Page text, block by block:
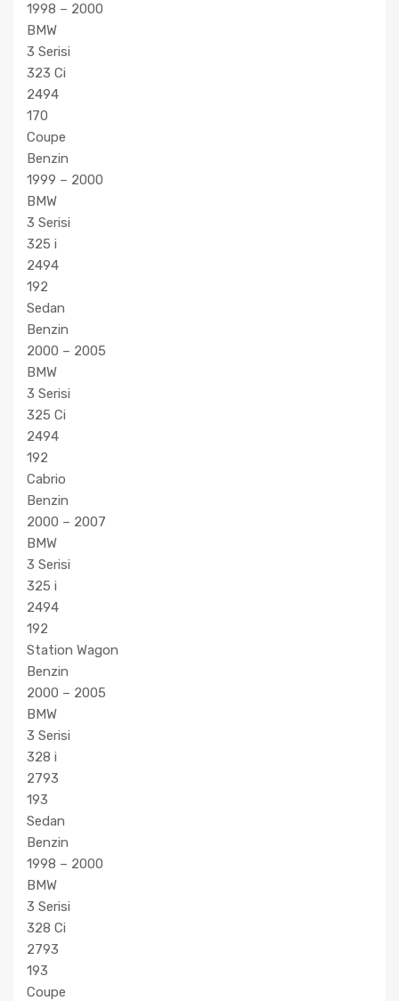
1998 – 2000
BMW
3 Serisi
323 Ci
2494
170
Coupe
Benzin
1999 – 2000
BMW
3 Serisi
325 i
2494
192
Sedan
Benzin
2000 – 2005
BMW
3 Serisi
325 Ci
2494
192
Cabrio
Benzin
2000 – 2007
BMW
3 Serisi
325 i
2494
192
Station Wagon
Benzin
2000 – 2005
BMW
3 Serisi
328 i
2793
193
Sedan
Benzin
1998 – 2000
BMW
3 Serisi
328 Ci
2793
193
Coupe